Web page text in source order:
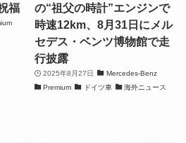
福
の“祖父の時計”エンジンで
時速12km、8月31日にメル
セデス・ベンツ博物館で走
行披露
2025年8月27日
Mercedes-Benz
Premium
ドイツ車 海外ニュース